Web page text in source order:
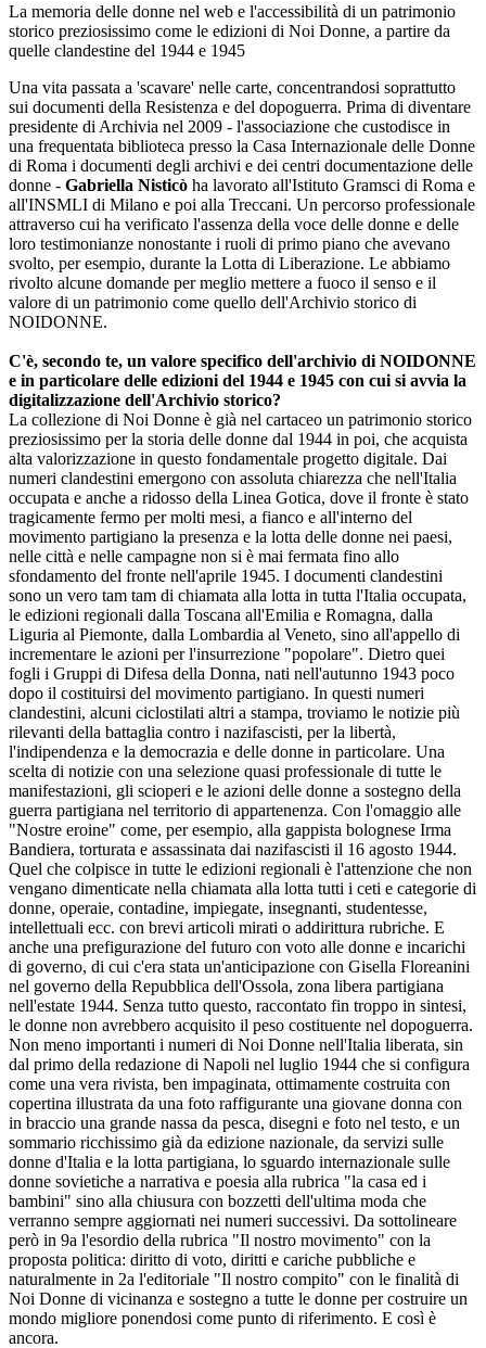
La memoria delle donne nel web e l'accessibilità di un patrimonio
storico preziosissimo come le edizioni di Noi Donne, a partire da
quelle clandestine del 1944 e 1945
Una vita passata a 'scavare' nelle carte, concentrandosi soprattutto
sui documenti della Resistenza e del dopoguerra. Prima di diventare
presidente di Archivia nel 2009 - l'associazione che custodisce in
una frequentata biblioteca presso la Casa Internazionale delle Donne
di Roma i documenti degli archivi e dei centri documentazione delle
donne - Gabriella Nisticò ha lavorato all'Istituto Gramsci di Roma e
all'INSMLI di Milano e poi alla Treccani. Un percorso professionale
attraverso cui ha verificato l'assenza della voce delle donne e delle
loro testimonianze nonostante i ruoli di primo piano che avevano
svolto, per esempio, durante la Lotta di Liberazione. Le abbiamo
rivolto alcune domande per meglio mettere a fuoco il senso e il
valore di un patrimonio come quello dell'Archivio storico di
NOIDONNE.
C'è, secondo te, un valore specifico dell'archivio di NOIDONNE
e in particolare delle edizioni del 1944 e 1945 con cui si avvia la
digitalizzazione dell'Archivio storico?
La collezione di Noi Donne è già nel cartaceo un patrimonio storico
preziosissimo per la storia delle donne dal 1944 in poi, che acquista
alta valorizzazione in questo fondamentale progetto digitale. Dai
numeri clandestini emergono con assoluta chiarezza che nell'Italia
occupata e anche a ridosso della Linea Gotica, dove il fronte è stato
tragicamente fermo per molti mesi, a fianco e all'interno del
movimento partigiano la presenza e la lotta delle donne nei paesi,
nelle città e nelle campagne non si è mai fermata fino allo
sfondamento del fronte nell'aprile 1945. I documenti clandestini
sono un vero tam tam di chiamata alla lotta in tutta l'Italia occupata,
le edizioni regionali dalla Toscana all'Emilia e Romagna, dalla
Liguria al Piemonte, dalla Lombardia al Veneto, sino all'appello di
incrementare le azioni per l'insurrezione "popolare". Dietro quei
fogli i Gruppi di Difesa della Donna, nati nell'autunno 1943 poco
dopo il costituirsi del movimento partigiano. In questi numeri
clandestini, alcuni ciclostilati altri a stampa, troviamo le notizie più
rilevanti della battaglia contro i nazifascisti, per la libertà,
l'indipendenza e la democrazia e delle donne in particolare. Una
scelta di notizie con una selezione quasi professionale di tutte le
manifestazioni, gli scioperi e le azioni delle donne a sostegno della
guerra partigiana nel territorio di appartenenza. Con l'omaggio alle
"Nostre eroine" come, per esempio, alla gappista bolognese Irma
Bandiera, torturata e assassinata dai nazifascisti il 16 agosto 1944.
Quel che colpisce in tutte le edizioni regionali è l'attenzione che non
vengano dimenticate nella chiamata alla lotta tutti i ceti e categorie di
donne, operaie, contadine, impiegate, insegnanti, studentesse,
intellettuali ecc. con brevi articoli mirati o addirittura rubriche. E
anche una prefigurazione del futuro con voto alle donne e incarichi
di governo, di cui c'era stata un'anticipazione con Gisella Floreanini
nel governo della Repubblica dell'Ossola, zona libera partigiana
nell'estate 1944. Senza tutto questo, raccontato fin troppo in sintesi,
le donne non avrebbero acquisito il peso costituente nel dopoguerra.
Non meno importanti i numeri di Noi Donne nell'Italia liberata, sin
dal primo della redazione di Napoli nel luglio 1944 che si configura
come una vera rivista, ben impaginata, ottimamente costruita con
copertina illustrata da una foto raffigurante una giovane donna con
in braccio una grande nassa da pesca, disegni e foto nel testo, e un
sommario ricchissimo già da edizione nazionale, da servizi sulle
donne d'Italia e la lotta partigiana, lo sguardo internazionale sulle
donne sovietiche a narrativa e poesia alla rubrica "la casa ed i
bambini" sino alla chiusura con bozzetti dell'ultima moda che
verranno sempre aggiornati nei numeri successivi. Da sottolineare
però in 9a l'esordio della rubrica "Il nostro movimento" con la
proposta politica: diritto di voto, diritti e cariche pubbliche e
naturalmente in 2a l'editoriale "Il nostro compito" con le finalità di
Noi Donne di vicinanza e sostegno a tutte le donne per costruire un
mondo migliore ponendosi come punto di riferimento. E così è
ancora.